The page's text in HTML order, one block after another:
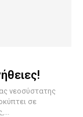
νεοσύστατης
σε